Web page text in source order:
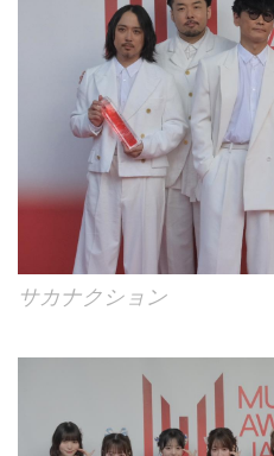
サカナクション